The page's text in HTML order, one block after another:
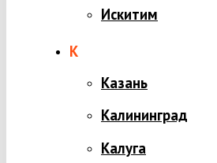
Искитим
К
Казань
Калининград
Калуга